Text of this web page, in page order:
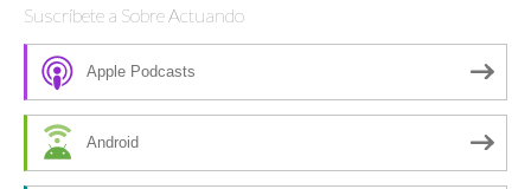
Suscríbete a Sobre Actuando
Apple Podcasts
Android